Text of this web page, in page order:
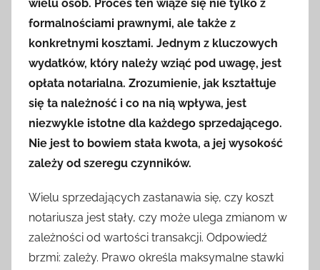
wielu osób. Proces ten wiąże się nie tylko z
formalnościami prawnymi, ale także z
konkretnymi kosztami. Jednym z kluczowych
wydatków, który należy wziąć pod uwagę, jest
opłata notarialna. Zrozumienie, jak kształtuje
się ta należność i co na nią wpływa, jest
niezwykle istotne dla każdego sprzedającego.
Nie jest to bowiem stała kwota, a jej wysokość
zależy od szeregu czynników.
Wielu sprzedających zastanawia się, czy koszt
notariusza jest stały, czy może ulega zmianom w
zależności od wartości transakcji. Odpowiedź
brzmi: zależy. Prawo określa maksymalne stawki